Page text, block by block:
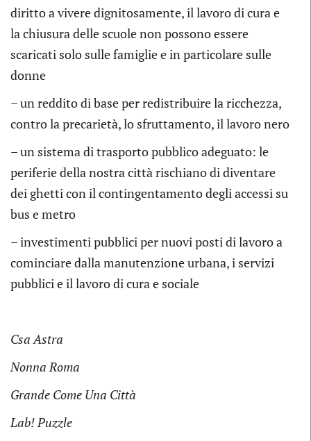
diritto a vivere dignitosamente, il lavoro di cura e
la chiusura delle scuole non possono essere
scaricati solo sulle famiglie e in particolare sulle
donne
– un reddito di base per redistribuire la ricchezza,
contro la precarietà, lo sfruttamento, il lavoro nero
– un sistema di trasporto pubblico adeguato: le
periferie della nostra città rischiano di diventare
dei ghetti con il contingentamento degli accessi su
bus e metro
– investimenti pubblici per nuovi posti di lavoro a
cominciare dalla manutenzione urbana, i servizi
pubblici e il lavoro di cura e sociale
Csa Astra
Nonna Roma
Grande Come Una Città
Lab! Puzzle